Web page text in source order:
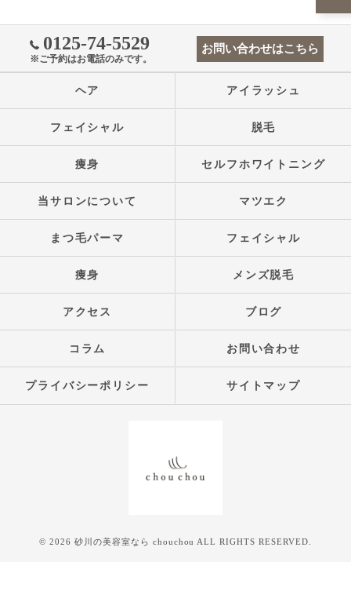
0125-74-5529
※ご予約はお電話のみです。
お問い合わせはこちら
ヘア アイラッシュ
フェイシャル 脱毛
痩身 セルフホワイトニング
当サロンについて マツエク
まつ毛パーマ フェイシャル
痩身 メンズ脱毛
アクセス ブログ
コラム お問い合わせ
プライバシーポリシー サイトマップ
© 2026 砂川の美容室なら chouchou ALL RIGHTS RESERVED.